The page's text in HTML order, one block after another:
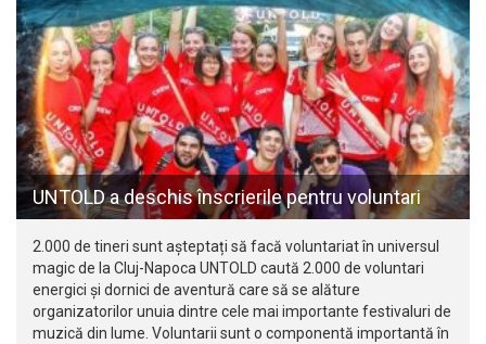
UNTOLD a deschis înscrierile pentru voluntari
2.000 de tineri sunt așteptați să facă voluntariat în universul
magic de la Cluj-Napoca UNTOLD caută 2.000 de voluntari
energici și dornici de aventură care să se alăture
organizatorilor unuia dintre cele mai importante festivaluri de
muzică din lume. Voluntarii sunt o componentă importantă în